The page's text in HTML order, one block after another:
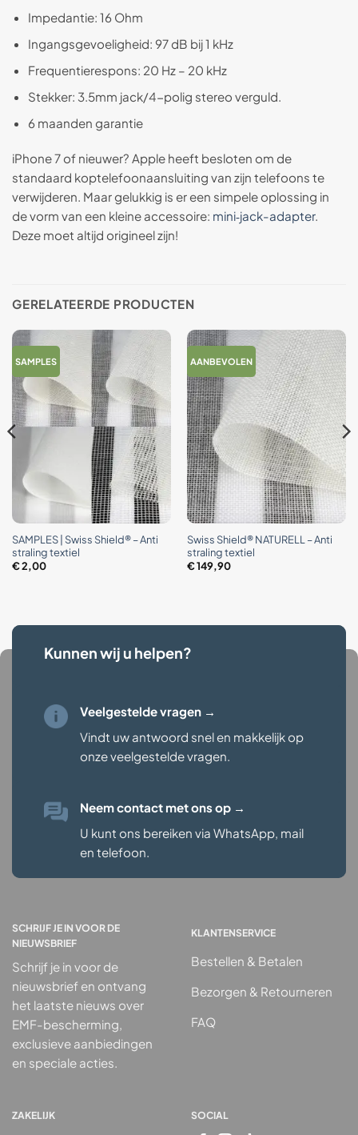
Impedantie: 16 Ohm
Ingangsgevoeligheid: 97 dB bij 1 kHz
Frequentierespons: 20 Hz – 20 kHz
Stekker: 3.5mm jack/4-polig stereo verguld.
6 maanden garantie
iPhone 7 of nieuwer? Apple heeft besloten om de
standaard koptelefoonaansluiting van zijn telefoons te
verwijderen. Maar gelukkig is er een simpele oplossing in
de vorm van een kleine accessoire: mini‑jack-adapter.
Deze moet altijd origineel zijn!
GERELATEERDE PRODUCTEN
SAMPLES
SAMPLES | Swiss Shield® – Anti
straling textiel
€2,00
AANBEVOLEN
Swiss Shield® NATURELL – Anti
straling textiel
€149,90
Kunnen wij u helpen?
Veelgestelde vragen →
Vindt uw antwoord snel en makkelijk op
onze veelgestelde vragen.
Neem contact met ons op →
U kunt ons bereiken via WhatsApp, mail
en telefoon.
SCHRIJF JE IN VOOR DE
NIEUWSBRIEF
Schrijf je in voor de
nieuwsbrief en ontvang
het laatste nieuws over
EMF-bescherming,
exclusieve aanbiedingen
en speciale acties.
KLANTENSERVICE
Bestellen & Betalen
Bezorgen & Retourneren
FAQ
ZAKELIJK SOCIAL